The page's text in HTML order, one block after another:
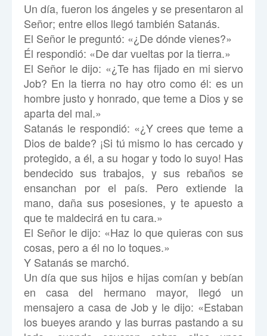
Un día, fueron los ángeles y se presentaron al
Señor; entre ellos llegó también Satanás.
El Señor le preguntó: «¿De dónde vienes?»
Él respondió: «De dar vueltas por la tierra.»
El Señor le dijo: «¿Te has fijado en mi siervo
Job? En la tierra no hay otro como él: es un
hombre justo y honrado, que teme a Dios y se
aparta del mal.»
Satanás le respondió: «¿Y crees que teme a
Dios de balde? ¡Si tú mismo lo has cercado y
protegido, a él, a su hogar y todo lo suyo! Has
bendecido sus trabajos, y sus rebaños se
ensanchan por el país. Pero extiende la
mano, daña sus posesiones, y te apuesto a
que te maldecirá en tu cara.»
El Señor le dijo: «Haz lo que quieras con sus
cosas, pero a él no lo toques.»
Y Satanás se marchó.
Un día que sus hijos e hijas comían y bebían
en casa del hermano mayor, llegó un
mensajero a casa de Job y le dijo: «Estaban
los bueyes arando y las burras pastando a su